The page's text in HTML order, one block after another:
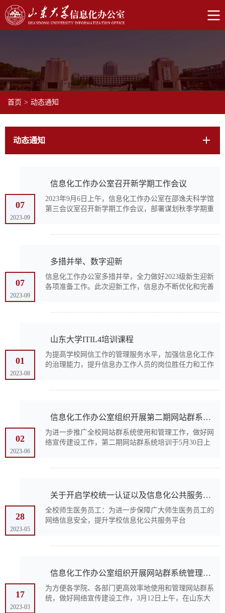
首页 > 动态通知
动态通知
07
2023-09
信息化工作办公室召开新学期工作会议
2023年9月6日上午，信息化工作办公室在邵逸夫科学馆
第三会议室召开新学期工作会议，部署谋划秋季学期重
07
2023-09
多措并举、数字迎新
信息化工作办公室多措并举，全力做好2023级新生迎新
各项准备工作。此次迎新工作，信息办不断优化和完善
01
2023-08
山东大学ITIL4培训课程
为提高学校网信工作的管理服务水平，加强信息化工作
的治理能力，提升信息办工作人员的岗位胜任力和工作
02
2023-06
信息化工作办公室组织开展第二期网站群系统管理培训
为进一步推广全校网站群系统使用和管理工作，做好网
络宣传建设工作，第二期网站群系统培训于5月30日上
28
2023-05
关于开启学校统一认证以及信息化公共服务平台二次验证功能的通知
全校师生医务员工：为进一步保障广大师生医务员工的
网络信息安全，提升学校信息化公共服务平台
17
2023-03
信息化工作办公室组织开展网站群系统管理培训
为方便各学院、各部门更高效率地使用和管理网站群系
统，做好网络宣传建设工作，3月12日上午，在山东大